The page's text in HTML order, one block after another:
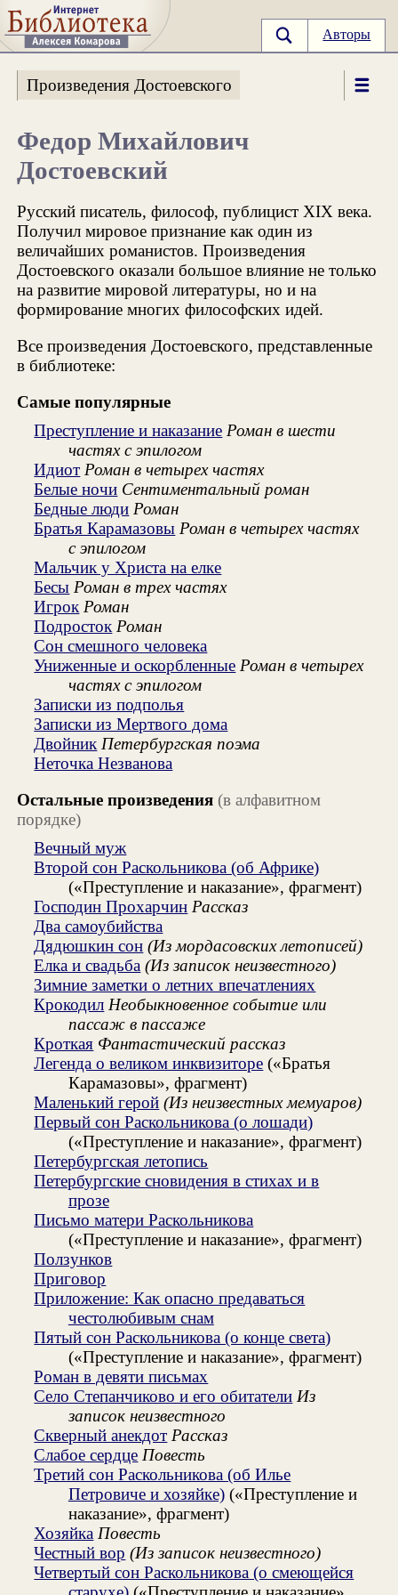
Авторы
Произведения Достоевского
Федор Михайлович
Достоевский
Русский писатель, философ, публицист XIX века.
Получил мировое признание как один из
величайших романистов. Произведения
Достоевского оказали большое влияние не только
на развитие мировой литературы, но и на
формирование многих философских идей.
Все произведения Достоевского, представленные
в библиотеке:
Самые популярные
Преступление и наказание Роман в шести
частях с эпилогом
Идиот Роман в четырех частях
Белые ночи Сентиментальный роман
Бедные люди Роман
Братья Карамазовы Роман в четырех частях
с эпилогом
Мальчик у Христа на елке
Бесы Роман в трех частях
Игрок Роман
Подросток Роман
Сон смешного человека
Униженные и оскорбленные Роман в четырех
частях с эпилогом
Записки из подполья
Записки из Мертвого дома
Двойник Петербургская поэма
Неточка Незванова
Остальные произведения (в алфавитном
порядке)
Вечный муж
Второй сон Раскольникова (об Африке)
(«Преступление и наказание», фрагмент)
Господин Прохарчин Рассказ
Два самоубийства
Дядюшкин сон (Из мордасовских летописей)
Елка и свадьба (Из записок неизвестного)
Зимние заметки о летних впечатлениях
Крокодил Необыкновенное событие или
пассаж в пассаже
Кроткая Фантастический рассказ
Легенда о великом инквизиторе («Братья
Карамазовы», фрагмент)
Маленький герой (Из неизвестных мемуаров)
Первый сон Раскольникова (о лошади)
(«Преступление и наказание», фрагмент)
Петербургская летопись
Петербургские сновидения в стихах и в
прозе
Письмо матери Раскольникова
(«Преступление и наказание», фрагмент)
Ползунков
Приговор
Приложение: Как опасно предаваться
честолюбивым снам
Пятый сон Раскольникова (о конце света)
(«Преступление и наказание», фрагмент)
Роман в девяти письмах
Село Степанчиково и его обитатели Из
записок неизвестного
Скверный анекдот Рассказ
Слабое сердце Повесть
Третий сон Раскольникова (об Илье
Петровиче и хозяйке)(«Преступление и
наказание», фрагмент)
Хозяйка Повесть
Честный вор (Из записок неизвестного)
Четвертый сон Раскольникова (о смеющейся